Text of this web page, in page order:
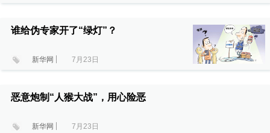
谁给伪专家开了“绿灯”？
新华网 7月23日
恶意炮制“人猴大战”，用心险恶
新华网 7月23日